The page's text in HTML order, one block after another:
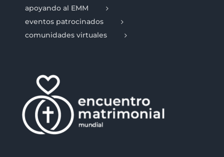
apoyando al EMM
eventos patrocinados
comunidades virtuales